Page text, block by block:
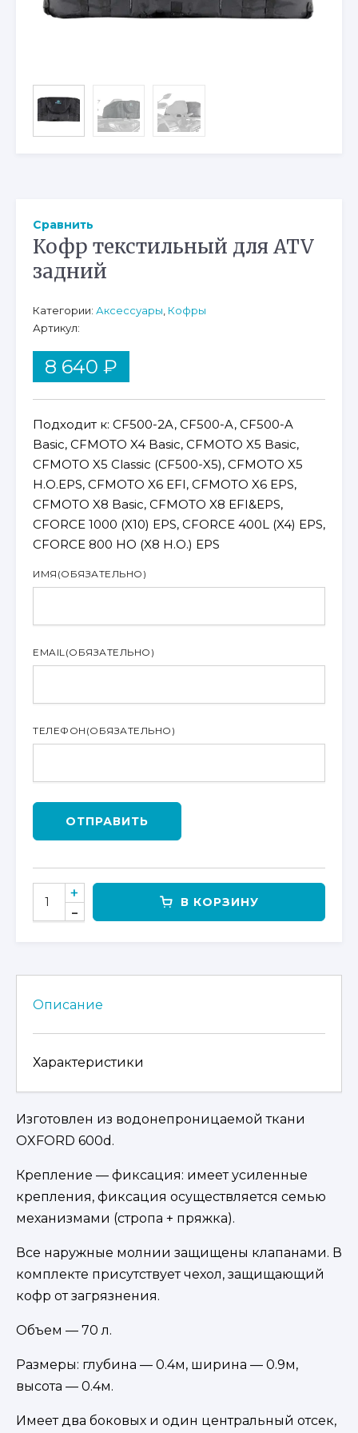
Кофр текстильный для ATV
задний
8 640 ₽
Подходит к: CF500-2A, CF500-A, CF500-A
Basic, CFMOTO X4 Basic, CFMOTO X5 Basic,
CFMOTO X5 Classic (CF500-X5), CFMOTO X5
H.O.EPS, CFMOTO X6 EFI, CFMOTO X6 EPS,
CFMOTO X8 Basic, CFMOTO X8 EFI&EPS,
CFORCE 1000 (X10) EPS, CFORCE 400L (X4) EPS,
CFORCE 800 HO (X8 H.O.) EPS
ИМЯ (ОБЯЗАТЕЛЬНО)
EMAIL(ОБЯЗАТЕЛЬНО)
ТЕЛЕФОН (ОБЯЗАТЕЛЬНО)
ОТПРАВИТЬ
КОЛИЧЕСТВО
ТОВАРА
ATV
ЗАДНИЙ
В КОРЗИНУ
Сравнить
Категории: Аксессуары, Кофры
Артикул:
Описание
Характеристики
Изготовлен из водонепроницаемой ткани
OXFORD 600d.
Крепление — фиксация: имеет усиленные
крепления, фиксация осуществляется семью
механизмами (стропа + пряжка).
Все наружные молнии защищены клапанами. В
комплекте присутствует чехол, защищающий
кофр от загрязнения.
Объем — 70 л.
Размеры: глубина — 0.4м, ширина — 0.9м,
высота — 0.4м.
Имеет два боковых и один центральный отсек,